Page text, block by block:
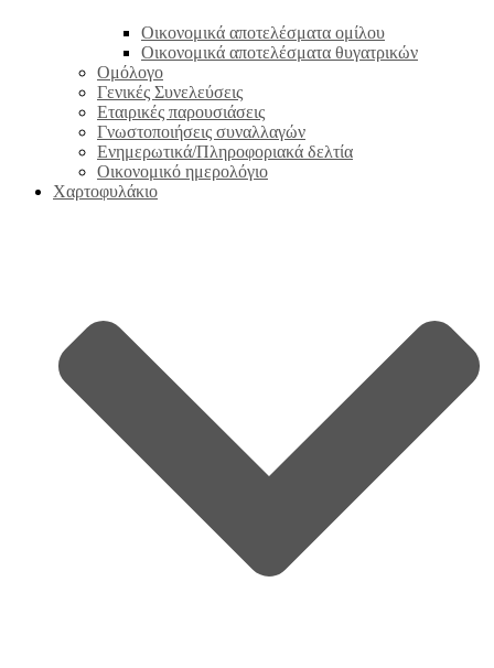
Οικονομικά αποτελέσματα ομίλου
Οικονομικά αποτελέσματα θυγατρικών
Ομόλογο
Γενικές Συνελεύσεις
Εταιρικές παρουσιάσεις
Γνωστοποιήσεις συναλλαγών
Ενημερωτικά/Πληροφοριακά δελτία
Οικονομικό ημερολόγιο
Χαρτοφυλάκιο